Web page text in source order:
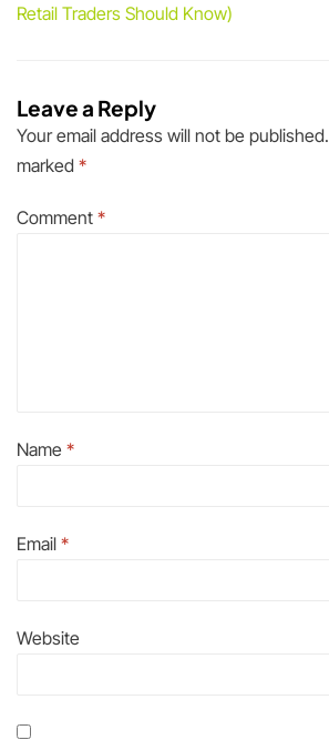
Retail Traders Should Know)
Leave a Reply
Your email address will not be published.
marked *
Comment *
Name *
Email *
Website